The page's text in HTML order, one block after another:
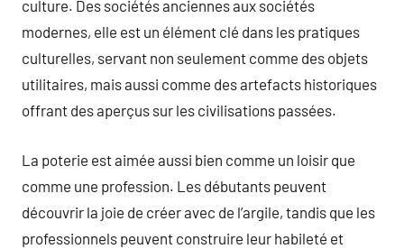
culture. Des sociétés anciennes aux sociétés
modernes, elle est un élément clé dans les pratiques
culturelles, servant non seulement comme des objets
utilitaires, mais aussi comme des artefacts historiques
offrant des aperçus sur les civilisations passées.
La poterie est aimée aussi bien comme un loisir que
comme une profession. Les débutants peuvent
découvrir la joie de créer avec de l’argile, tandis que les
professionnels peuvent construire leur habileté et